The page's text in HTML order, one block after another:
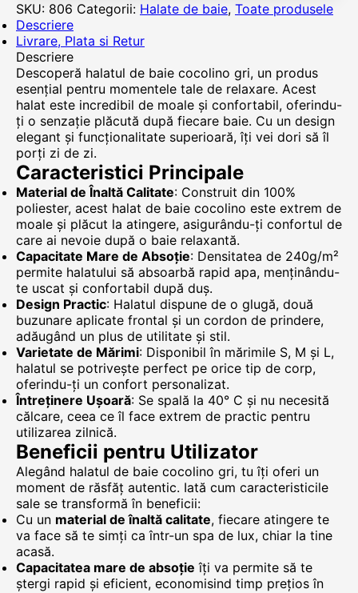
SKU: 806 Categorii: Halate de baie, Toate produsele
Descriere
Livrare, Plata si Retur
Descriere
Descoperă halatul de baie cocolino gri, un produs
esențial pentru momentele tale de relaxare. Acest
halat este incredibil de moale și confortabil, oferindu-
ți o senzație plăcută după fiecare baie. Cu un design
elegant și funcționalitate superioară, îți vei dori să îl
porți zi de zi.
Caracteristici Principale
Material de Înaltă Calitate: Construit din 100%
poliester, acest halat de baie cocolino este extrem de
moale și plăcut la atingere, asigurându-ți confortul de
care ai nevoie după o baie relaxantă.
Capacitate Mare de Absoție: Densitatea de 240g/m²
permite halatului să absoarbă rapid apa, menținându-
te uscat și confortabil după duș.
Design Practic: Halatul dispune de o glugă, două
buzunare aplicate frontal și un cordon de prindere,
adăugând un plus de utilitate și stil.
Varietate de Mărimi: Disponibil în mărimile S, M și L,
halatul se potrivește perfect pe orice tip de corp,
oferindu-ți un confort personalizat.
Întreținere Ușoară: Se spală la 40° C și nu necesită
călcare, ceea ce îl face extrem de practic pentru
utilizarea zilnică.
Beneficii pentru Utilizator
Alegând halatul de baie cocolino gri, tu îți oferi un
moment de răsfăț autentic. Iată cum caracteristicile
sale se transformă în beneficii:
Cu un material de înaltă calitate, fiecare atingere te
va face să te simți ca într-un spa de lux, chiar la tine
acasă.
Capacitatea mare de absoție îți va permite să te
ștergi rapid și eficient, economisind timp prețios în